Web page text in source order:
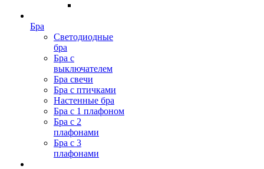
Бра
Светодиодные
бра
Бра с
выключателем
Бра свечи
Бра с птичками
Настенные бра
Бра с 1 плафоном
Бра с 2
плафонами
Бра с 3
плафонами